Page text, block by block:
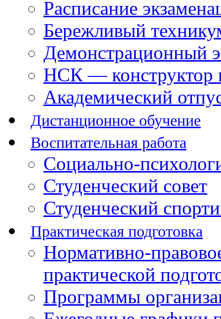
Расписание
Бережливый
Демонстрационный
НСК — конструктор
Академический
Дистанционное обучение
Воспитательная работа
Социально-
Студенческий совет
Студенческий
Практическая подготовка
Нормативно-
практической
Программы